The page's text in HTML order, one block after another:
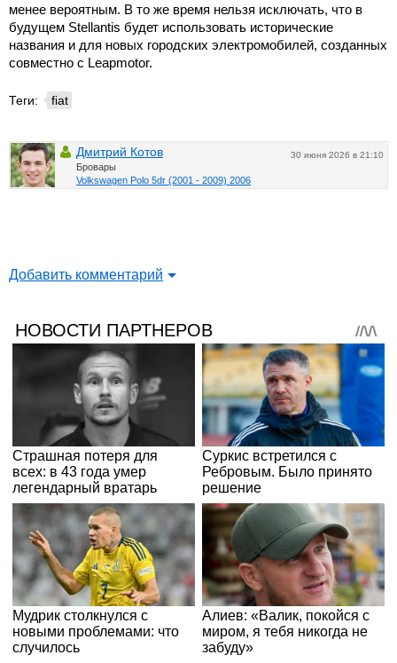
менее вероятным. В то же время нельзя исключать, что в
будущем Stellantis будет использовать исторические
названия и для новых городских электромобилей, созданных
совместно с Leapmotor.
Теги: fiat
30 июня 2026 в 21:10
Дмитрий Котов
Бровары
Volkswagen Polo 5dr (2001 - 2009) 2006
Добавить комментарий